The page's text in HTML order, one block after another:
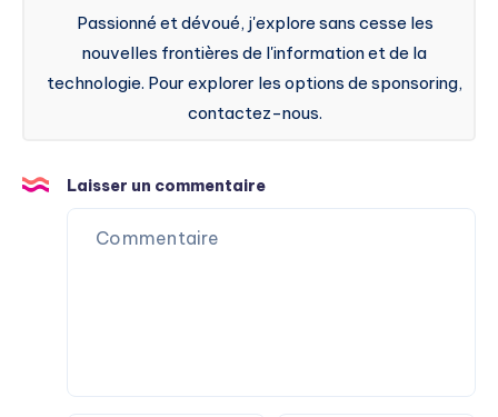
Passionné et dévoué, j'explore sans cesse les
nouvelles frontières de l'information et de la
technologie. Pour explorer les options de sponsoring,
contactez-nous.
Laisser un commentaire